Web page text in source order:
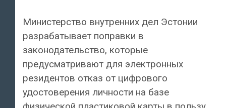
Министерство внутренних дел Эстонии
разрабатывает поправки в
законодательство, которые
предусматривают для электронных
резидентов отказ от цифрового
удостоверения личности на базе